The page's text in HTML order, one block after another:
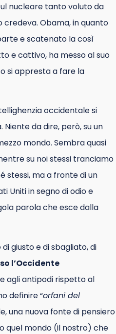
nucleare tanto voluto da
Obama, in quanto
e scatenato la così
e cattivo, ha messo al suo
si appresta a fare la
occidentale si
da dire, però, su un
mondo. Sembra quasi
su noi stessi tranciamo
stessi, ma a fronte di un
Uniti in segno di odio e
parola che esce dalla
giusto e di sbagliato, di
l’Occidente
agli antipodi rispetto al
definire “orfani del
una nuova fonte di pensiero
quel mondo (il nostro) che